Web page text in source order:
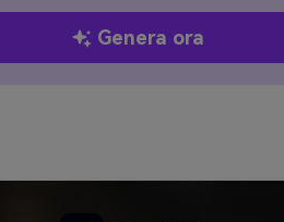
Genera ora